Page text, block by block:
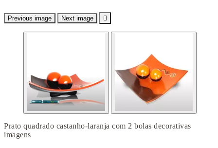
Previous image Next image 
Prato quadrado castanho-laranja com 2 bolas decorativas
imagens